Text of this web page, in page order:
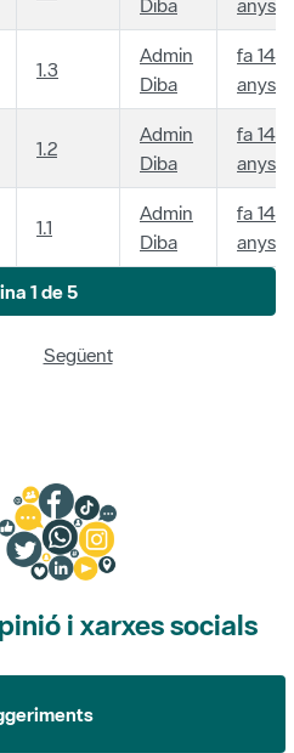
1.3
Admin
Diba
fa 14
anys
1.2
Admin
Diba
fa 14
anys
1.1
Admin
Diba
fa 14
anys
1 de 5
Següent
i xarxes socials